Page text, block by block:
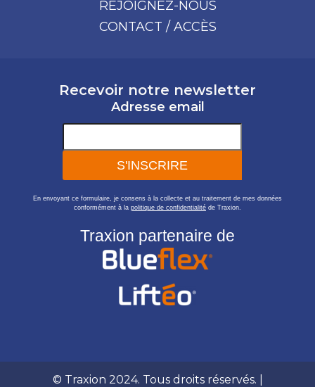
REJOIGNEZ-NOUS
CONTACT / ACCÈS
Recevoir notre newsletter
Adresse email
En envoyant ce formulaire, je consens à la collecte et au traitement de mes données
conformément à la politique de confidentialité de Traxion.
Traxion partenaire de
© Traxion 2024. Tous droits réservés. |